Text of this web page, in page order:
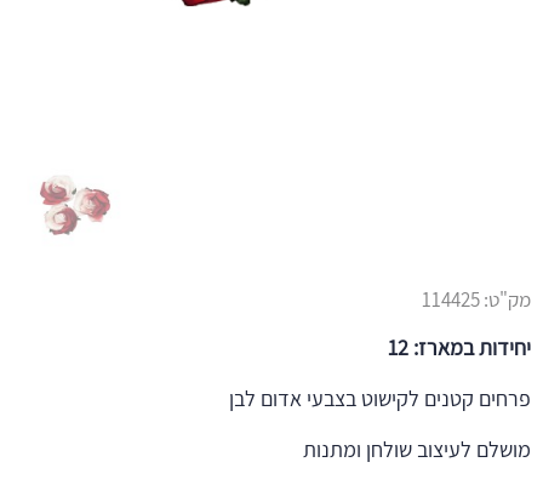
מק"ט:114425
יחידות במארז: 12
פרחים קטנים לקישוט בצבעי אדום לבן
מושלם לעיצוב שולחן ומתנות